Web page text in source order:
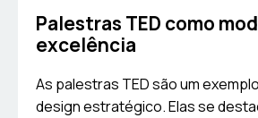
Palestras TED como
excelência
As palestras TED são um
design estratégico. Elas se